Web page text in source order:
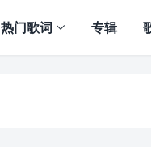
热门歌词 专辑